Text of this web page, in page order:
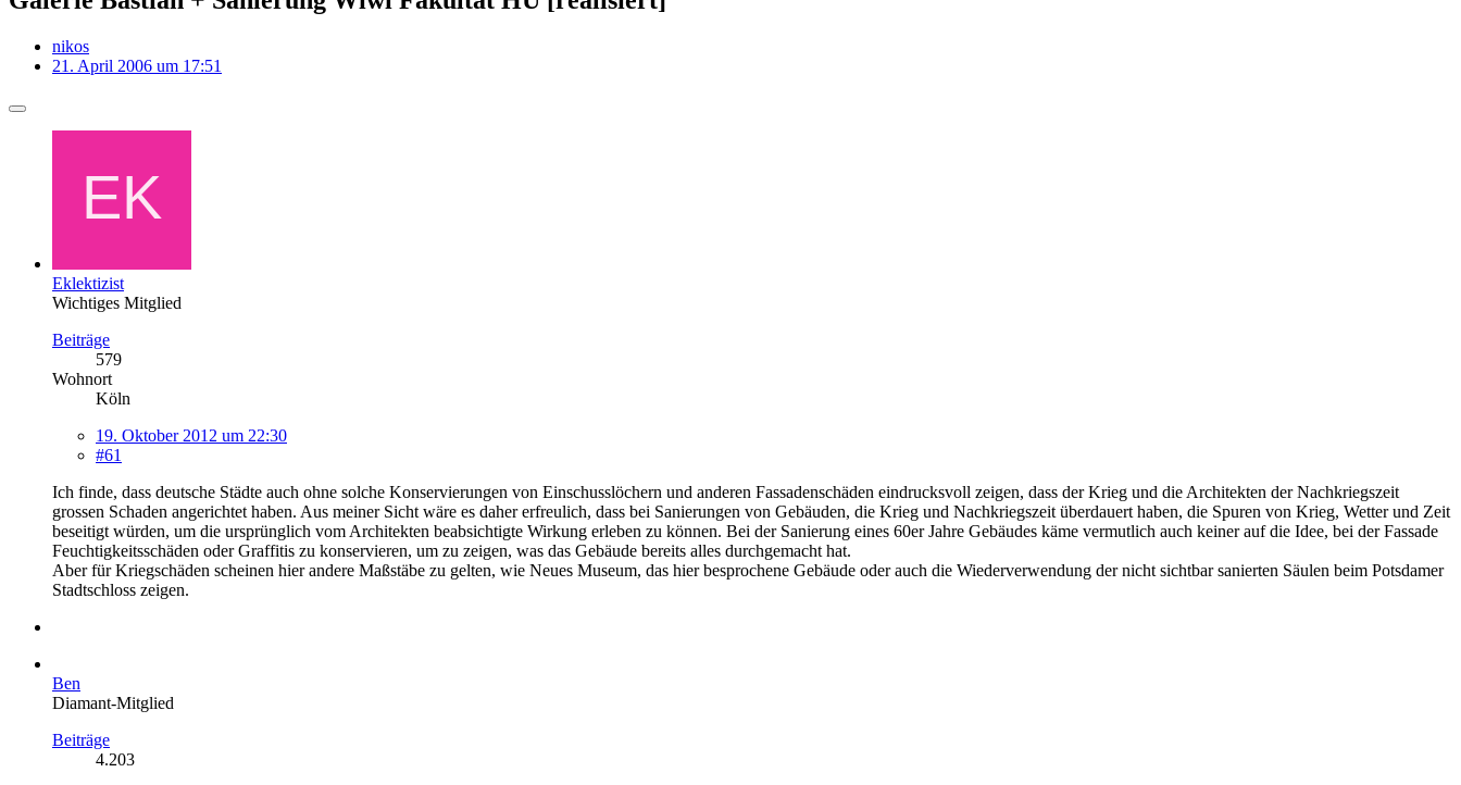
nikos
21. April 2006 um 17:51
Eklektizist
Wichtiges Mitglied
Beiträge
579
Wohnort
Köln
19. Oktober 2012 um 22:30
#61
Ich finde, dass deutsche Städte auch ohne solche Konservierungen von Einschusslöchern und anderen Fassadenschäden eindrucksvoll zeigen, dass der Krieg und die Architekten der Nachkriegszeit
grossen Schaden angerichtet haben. Aus meiner Sicht wäre es daher erfreulich, dass bei Sanierungen von Gebäuden, die Krieg und Nachkriegszeit überdauert haben, die Spuren von Krieg, Wetter und Zeit
beseitigt würden, um die ursprünglich vom Architekten beabsichtigte Wirkung erleben zu können. Bei der Sanierung eines 60er Jahre Gebäudes käme vermutlich auch keiner auf die Idee, bei der Fassade
Feuchtigkeitsschäden oder Graffitis zu konservieren, um zu zeigen, was das Gebäude bereits alles durchgemacht hat.
Aber für Kriegschäden scheinen hier andere Maßstäbe zu gelten, wie Neues Museum, das hier besprochene Gebäude oder auch die Wiederverwendung der nicht sichtbar sanierten Säulen beim Potsdamer
Stadtschloss zeigen.
Ben
Diamant-Mitglied
Beiträge
4.203